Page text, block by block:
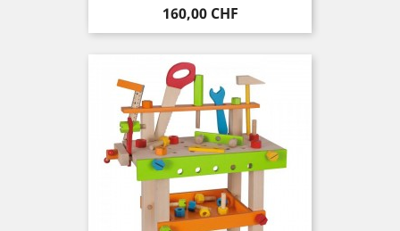
Preis
160,00 CHF